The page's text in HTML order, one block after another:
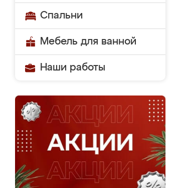
Спальни
Мебель для ванной
Наши работы